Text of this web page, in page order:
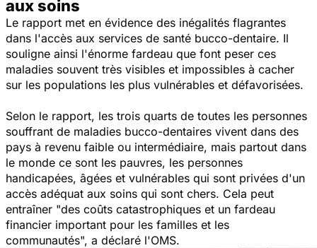
aux soins
Le rapport met en évidence des inégalités flagrantes
dans l'accès aux services de santé bucco-dentaire. Il
souligne ainsi l'énorme fardeau que font peser ces
maladies souvent très visibles et impossibles à cacher
sur les populations les plus vulnérables et défavorisées.
Selon le rapport, les trois quarts de toutes les personnes
souffrant de maladies bucco-dentaires vivent dans des
pays à revenu faible ou intermédiaire, mais partout dans
le monde ce sont les pauvres, les personnes
handicapées, âgées et vulnérables qui sont privées d'un
accès adéquat aux soins qui sont chers. Cela peut
entraîner "des coûts catastrophiques et un fardeau
financier important pour les familles et les
communautés", a déclaré l'OMS.